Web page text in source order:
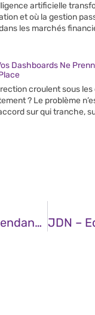
artificielle
et où la gestion
les marchés
Dashboards Ne
croulent sous les
? Le problème
sur qui tranche,
JDN – Dépendance Des Entreprises Aux Partenaires Et Fournisseurs : Un Terrain Privilégié Pour Les Cyberattaques